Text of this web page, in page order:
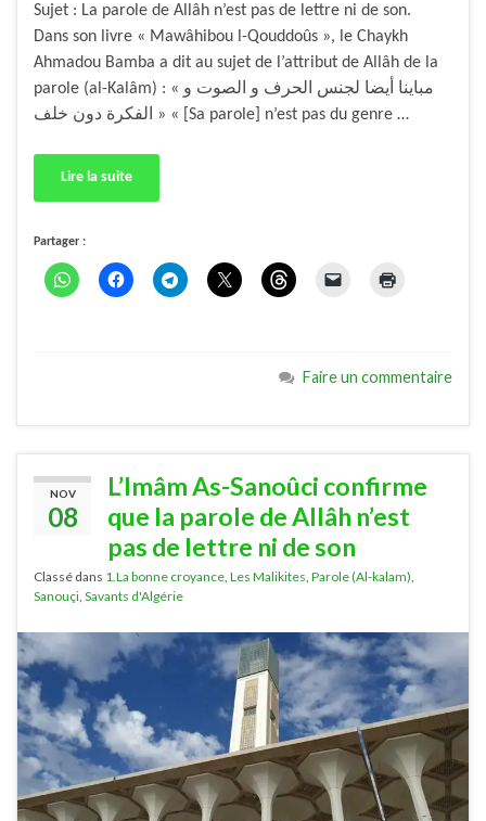
Sujet : La parole de Allâh n’est pas de lettre ni de son.
Dans son livre « Mawâhibou l-Qouddoûs », le Chaykh
Ahmadou Bamba a dit au sujet de l’attribut de Allâh de la
parole (al-Kalâm) : « مباينا أيضا لجنس الحرف و الصوت و
الفكرة دون خلف » « [Sa parole] n’est pas du genre …
Lire la suite
Partager :
Faire un commentaire
NOV
08
L’Imâm As-Sanoûci confirme
que la parole de Allâh n’est
pas de lettre ni de son
Classé dans 1.La bonne croyance, Les Malikites, Parole (Al-kalam),
Sanouçi, Savants d'Algérie